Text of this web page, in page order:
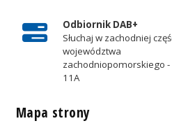
Odbiornik DAB+
Słuchaj w zachodniej
województwa
zachodniopomorskiego -
11A
Mapa strony